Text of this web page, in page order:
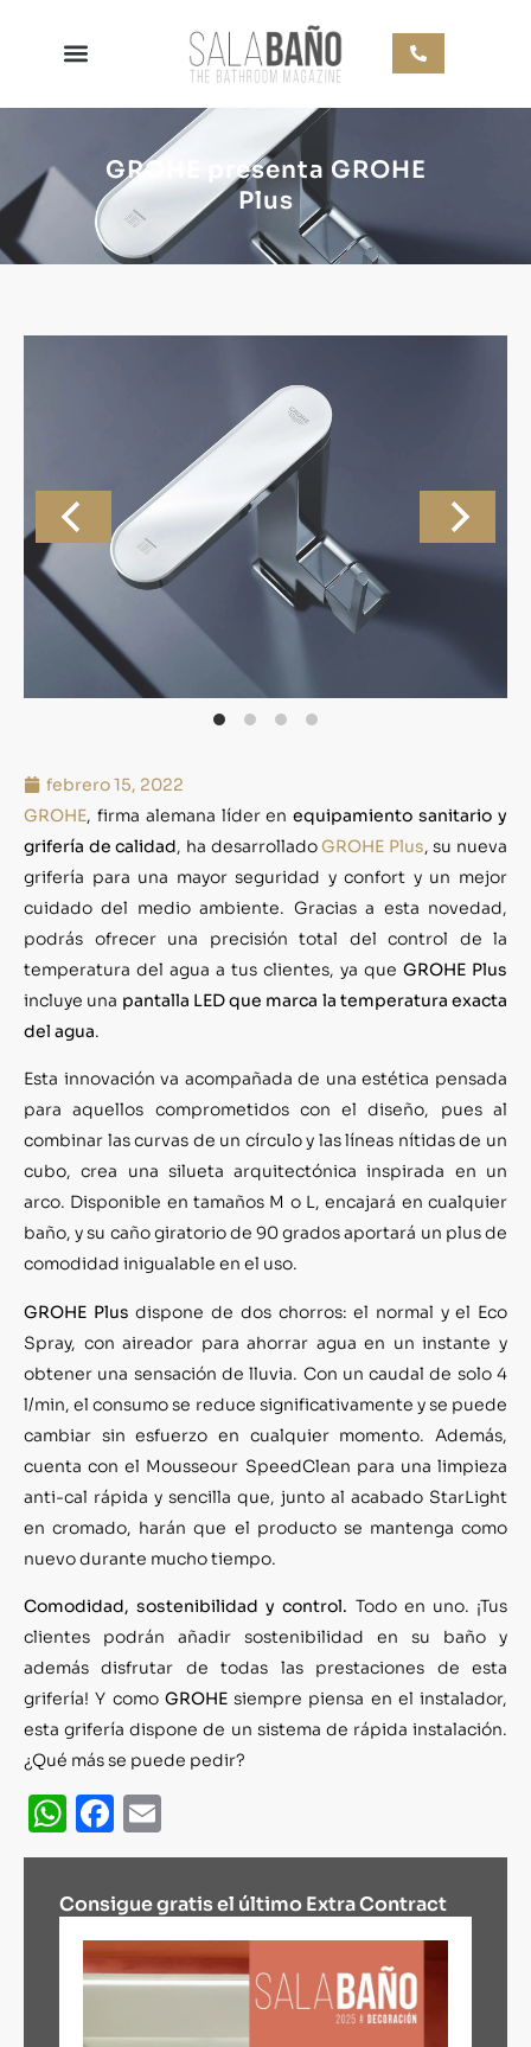
GROHE presenta GROHE
Plus
febrero 15, 2022
GROHE, firma alemana líder enequipamiento sanitario y
grifería de calidad, ha desarrolladoGROHE Plus, su nueva
grifería para una mayor seguridad y confort y un mejor
cuidado del medio ambiente. Gracias a esta novedad,
podrás ofrecer una precisión total del control de la
temperatura del agua a tus clientes, ya que GROHE Plus
incluye una pantalla LED que marca la temperatura exacta
del agua.
Esta innovación va acompañada de una estética pensada
para aquellos comprometidos con el diseño, pues al
combinar las curvas de un círculo y las líneas nítidas de un
cubo, crea una silueta arquitectónica inspirada en un
arco. Disponible en tamaños M o L, encajará en cualquier
baño, y su caño giratorio de 90 grados aportará un plus de
comodidad inigualable en el uso.
GROHE Plus dispone de dos chorros: el normal y el Eco
Spray, con aireador para ahorrar agua en un instante y
obtener una sensación de lluvia. Con un caudal de solo 4
l/min, el consumo se reduce significativamente y se puede
cambiar sin esfuerzo en cualquier momento. Además,
cuenta con el Mousseour SpeedClean para una limpieza
anti-cal rápida y sencilla que, junto al acabado StarLight
en cromado, harán que el producto se mantenga como
nuevo durante mucho tiempo.
Comodidad, sostenibilidad y control. Todo en uno. ¡Tus
clientes podrán añadir sostenibilidad en su baño y
además disfrutar de todas las prestaciones de esta
grifería! Y como GROHEsiempre piensa en el instalador,
esta grifería dispone de un sistema de rápida instalación.
¿Qué más se puede pedir?
WhatsApp
Facebook
Consigue gratis el último Extra Contract